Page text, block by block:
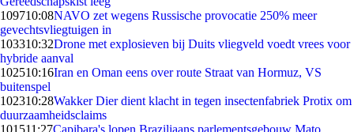
109710:08NAVO zet wegens Russische provocatie 250% meer
gevechtsvliegtuigen in
103310:32Drone met explosieven bij Duits vliegveld voedt vrees voor
hybride aanval
102510:16Iran en Oman eens over route Straat van Hormuz, VS
buitenspel
102310:28Wakker Dier dient klacht in tegen insectenfabriek Protix om
duurzaamheidsclaims
101511:27Capibara's lopen Braziliaans parlementsgebouw Mato